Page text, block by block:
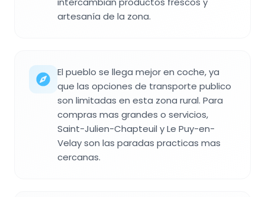
artesanía de la zona.
El pueblo se llega mejor en coche, ya
que las opciones de transporte publico
son limitadas en esta zona rural. Para
compras mas grandes o servicios,
Saint-Julien-Chapteuil y Le Puy-en-
Velay son las paradas practicas mas
cercanas.